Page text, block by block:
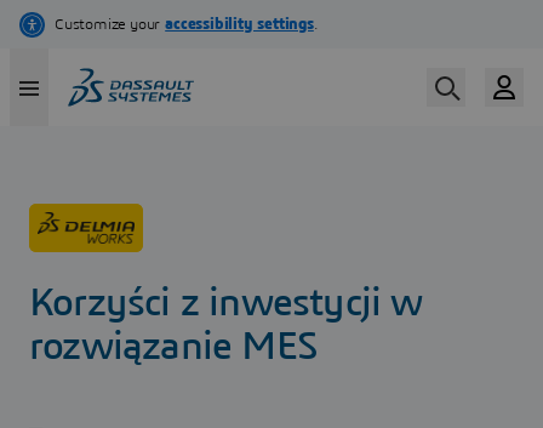
Przejdź
Korzyści z inwestycji w
rozwiązanie MES